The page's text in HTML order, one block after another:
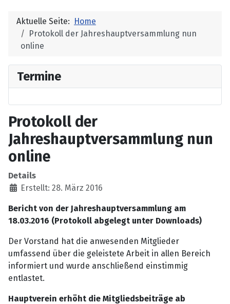
Aktuelle Seite: Home
Protokoll der Jahreshauptversammlung nun
online
Termine
Protokoll der
Jahreshauptversammlung nun
online
Details
Erstellt: 28. März 2016
Bericht von der Jahreshauptversammlung am
18.03.2016 (Protokoll abgelegt unter Downloads)
Der Vorstand hat die anwesenden Mitglieder
umfassend über die geleistete Arbeit in allen Bereich
informiert und wurde anschließend einstimmig
entlastet.
Hauptverein erhöht die Mitgliedsbeiträge ab